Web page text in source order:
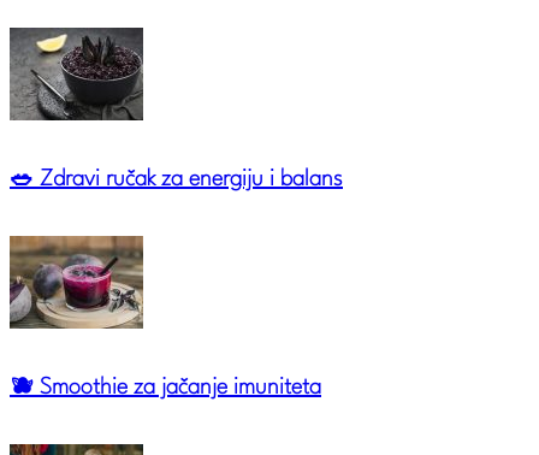
🥗 Zdravi ručak za energiju i balans
🫐 Smoothie za jačanje imuniteta